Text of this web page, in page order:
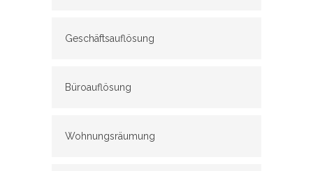
Geschäftsauflösung
Büroauflösung
Wohnungsräumung